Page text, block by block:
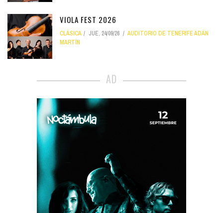
VIOLA FEST 2026
CLÁSICA JUE, 24/09/26
AUDITORIO DE TENERIFE ADÁN
MARTÍN
AD